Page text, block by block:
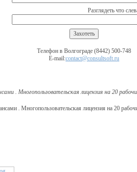
Разглядеть что
Телефон в Волгограде (8442) 500-748
E-mail:contact@consultsoft.ru
. Многопользовательская лицензия на 20